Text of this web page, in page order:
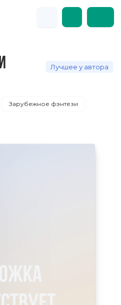
Лучшее у автора
Зарубежное фэнтези